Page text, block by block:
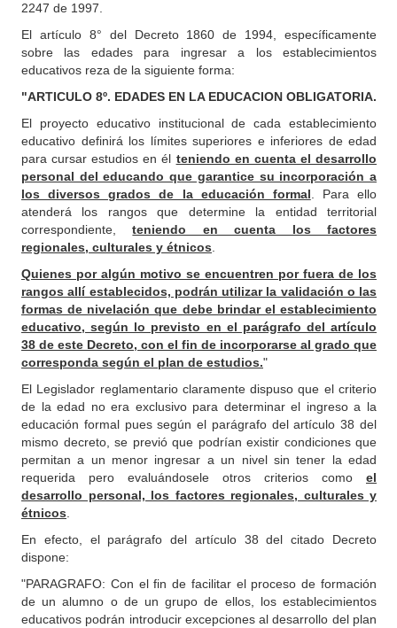
2247 de 1997.
El artículo 8° del Decreto 1860 de 1994, específicamente
sobre las edades para ingresar a los establecimientos
educativos reza de la siguiente forma:
"ARTICULO 8º. EDADES EN LA EDUCACION OBLIGATORIA.
El proyecto educativo institucional de cada establecimiento
educativo definirá los límites superiores e inferiores de edad
para cursar estudios en él teniendo en cuenta el desarrollo
personal del educando que garantice su incorporación a
los diversos grados de la educación formal . Para ello
atenderá los rangos que determine la entidad territorial
correspondiente,teniendo en cuenta los factores
regionales, culturales y étnicos
Quienes por algún motivo se encuentren por fuera de los
rangos allí establecidos, podrán utilizar la validación o las
formas de nivelación que debe brindar el establecimiento
educativo, según lo previsto en el parágrafo del artículo
38 de este Decreto, con el fin de incorporarse al grado que
corresponda según el plan de estudios."
El Legislador reglamentario claramente dispuso que el criterio
de la edad no era exclusivo para determinar el ingreso a la
educación formal pues según el parágrafo del artículo 38 del
mismo decreto, se previó que podrían existir condiciones que
permitan a un menor ingresar a un nivel sin tener la edad
requerida pero evaluándosele otros criterios como el
desarrollo personal, los factores regionales, culturales y
étnicos
En efecto, el parágrafo del artículo 38 del citado Decreto
dispone:
"PARAGRAFO: Con el fin de facilitar el proceso de formación
de un alumno o de un grupo de ellos, los establecimientos
educativos podrán introducir excepciones al desarrollo del plan